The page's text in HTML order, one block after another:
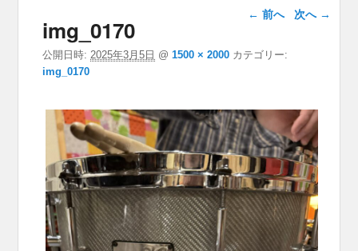
画像ナビゲー
ション
← 前へ 次へ →
img_0170
公開日時: 2025年3月5日 @1500 × 2000 カテゴリー:
img_0170